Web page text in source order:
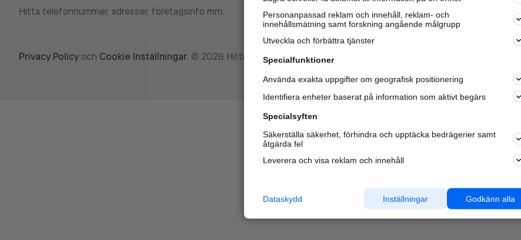
Hitta telefonnummer, adresser, företagsinfo mm.
samarbetspartners nära dig.
Läs mer här
Privacy Policy och Cookie Inställningar. © 2026 Hitta.se
Personanpassad reklam och innehåll, reklam- och
innehållsmätning samt forskning angående målgrupp
Utveckla och förbättra tjänster
Specialfunktioner
Använda exakta uppgifter om geografisk positionering
Identifiera enheter baserat på information som aktivt begärs
Specialsyften
Säkerställa säkerhet, förhindra och upptäcka bedrägerier samt
åtgärda fel
Leverera och visa reklam och innehåll
Godkänn alla
Inställningar
Dataskydd